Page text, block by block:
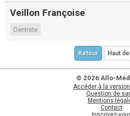
Veillon Françoise
Dentiste
Retour Haut
© 2026 Allo-
Accéder à la
Question de
Mentions
Contact